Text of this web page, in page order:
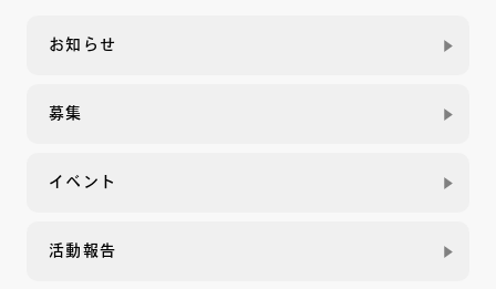
お知らせ
募集
イベント
活動報告